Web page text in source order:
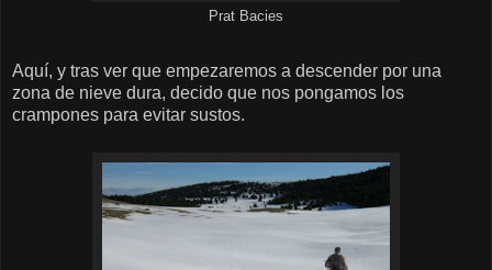
Prat Bacies
Aquí, y tras ver que empezaremos a descender por una
zona de nieve dura, decido que nos pongamos los
crampones para evitar sustos.